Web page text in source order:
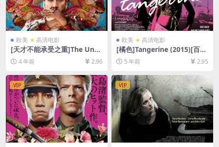
欧美 高清电影
[天才不能承受之重]The Unbe
arable Weight of Massive T
alent (2022)[百度网盘+迅雷
[MP4/6.7GB][中英字幕]
4 年前 2.96
欧美 高清电影
[橘色]Tangerine (2015)[百度
网盘+迅雷云盘资源1080P超
清未删减][MP4/5.5GB][中英
5 年前 2.95
VIP VIP